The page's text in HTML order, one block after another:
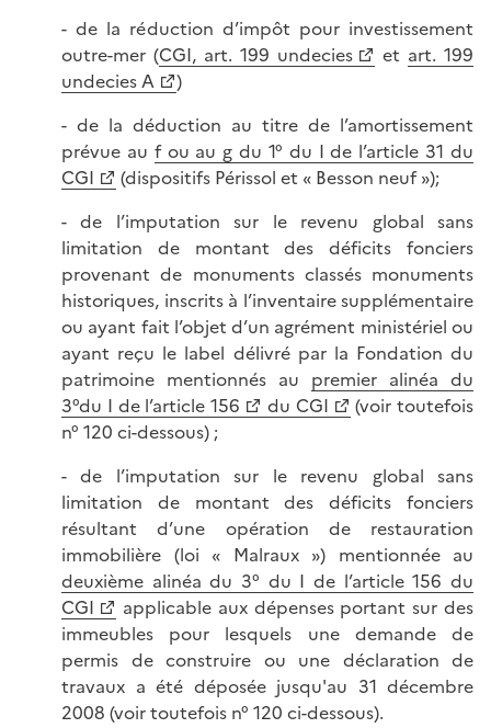
- de la réduction d’impôt pour investissement
outre-mer (CGI, art. 199 undecies et art. 199
undecies A
)
- de la déduction au titre de l’amortissement
prévue au f ou au g du 1° du I de l’article 31 du
CGI
(dispositifs Périssol et « Besson neuf »);
- de l’imputation sur le revenu global sans
limitation de montant des déficits fonciers
provenant de monuments classés monuments
historiques, inscrits à l’inventaire supplémentaire
ou ayant fait l’objet d’un agrément ministériel ou
ayant reçu le label délivré par la Fondation du
patrimoine mentionnés au premier alinéa du
3°du I de l’article 156
du CGI
(voir toutefois
n° 120 ci-dessous) ;
- de l’imputation sur le revenu global sans
limitation de montant des déficits fonciers
résultant d’une opération de restauration
immobilière (loi « Malraux ») mentionnée au
deuxième alinéa du 3° du I de l’article 156 du
CGI
applicable aux dépenses portant sur des
immeubles pour lesquels une demande de
permis de construire ou une déclaration de
travaux a été déposée jusqu'au 31 décembre
2008 (voir toutefois n° 120 ci-dessous).